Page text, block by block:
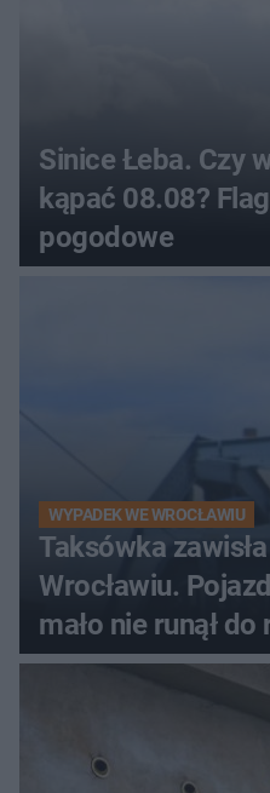
Sinice Łeba. Czy
kąpać 08.08?
pogodowe
WYPADEK WE WROCŁAWIU
Taksówka
Wrocławiu.
mało nie runął do